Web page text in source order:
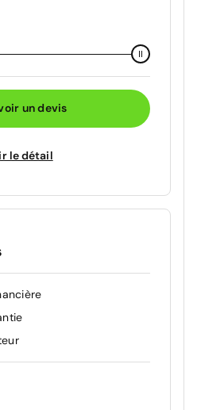
un devis
le détail